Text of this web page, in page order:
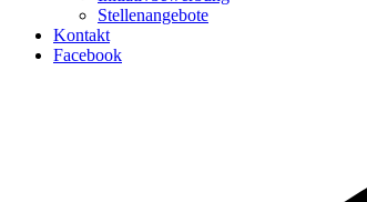
Stellenangebote
Kontakt
Facebook